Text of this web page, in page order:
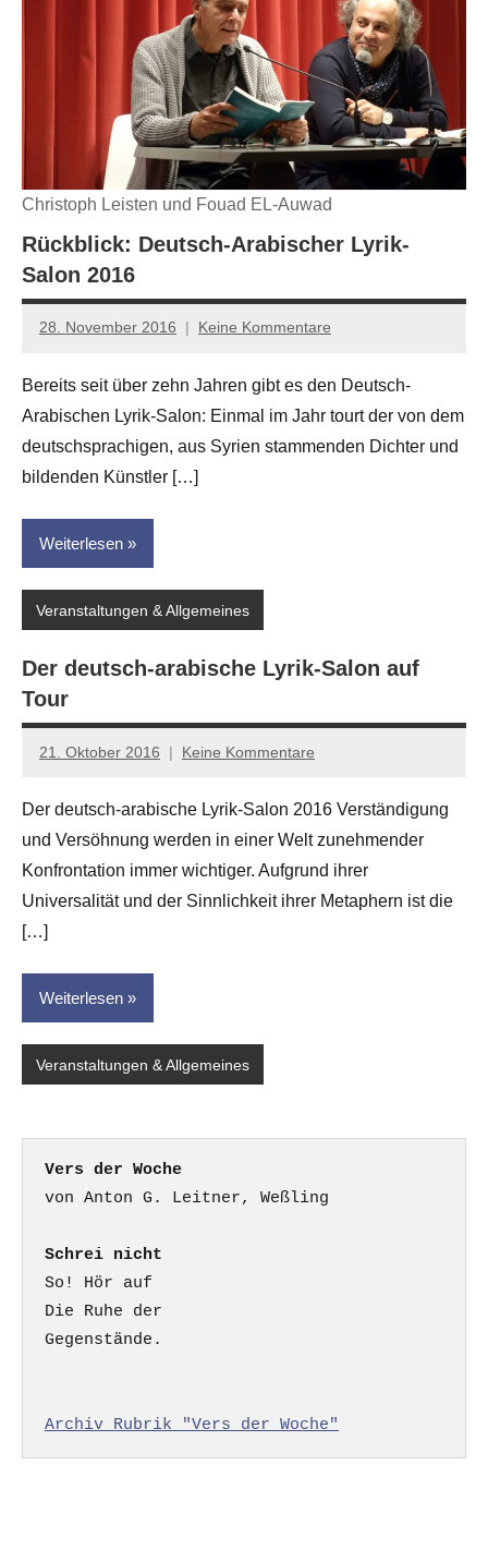
Christoph Leisten und Fouad EL-Auwad
Rückblick: Deutsch-Arabischer Lyrik-
Salon 2016
28. November 2016
Anton
Leitner
Keine Kommentare
Bereits seit über zehn Jahren gibt es den Deutsch-
Arabischen Lyrik-Salon: Einmal im Jahr tourt der von dem
deutschsprachigen, aus Syrien stammenden Dichter und
bildenden Künstler […]
Weiterlesen
Veranstaltungen & Allgemeines
Der deutsch-arabische Lyrik-Salon auf
Tour
21. Oktober 2016
Anton
Leitner
Keine Kommentare
Der deutsch-arabische Lyrik-Salon 2016 Verständigung
und Versöhnung werden in einer Welt zunehmender
Konfrontation immer wichtiger. Aufgrund ihrer
Universalität und der Sinnlichkeit ihrer Metaphern ist die
[…]
Weiterlesen
Veranstaltungen & Allgemeines
Vers der Woche
Schrei nicht
So! Hör auf
Die Ruhe der
Gegenstände.
Archiv Rubrik "Vers der Woche"